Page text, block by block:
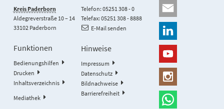
Kreis Paderborn
Aldegreverstraße 10 – 14
33102 Paderborn
Telefon: 05251 308 - 0
Telefax: 05251 308 - 8888
E-Mail senden
Funktionen
Bedienungshilfen
Drucken
Inhaltsverzeichnis
Mediathek
Hinweise
Impressum
Datenschutz
Bildnachweise
Barrierefreiheit